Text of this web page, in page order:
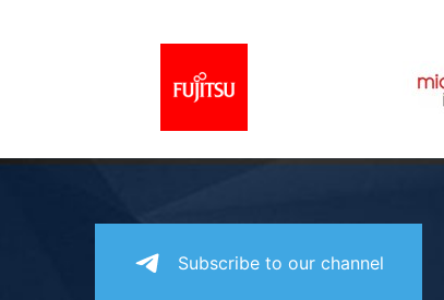
Subscribe to our channel